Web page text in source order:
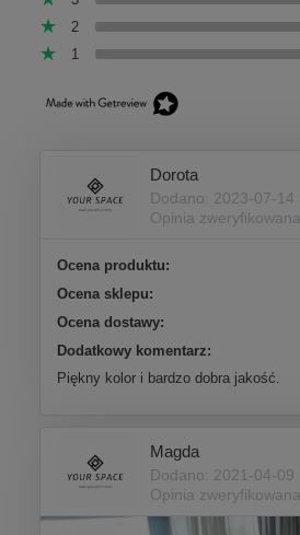
2
1
Dorota
Dodano: 2023-07-14
Opinia zweryfikowana
Ocena produktu:
Ocena sklepu:
Ocena dostawy:
Dodatkowy komentarz:
Piękny kolor i bardzo dobra jakość.
Magda
Dodano: 2021-04-09
Opinia zweryfikowana